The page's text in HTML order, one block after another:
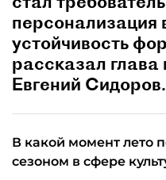
персонализация
устойчивость
рассказал
Евгений Сидоров.
В какой момент лето
сезоном в сфере